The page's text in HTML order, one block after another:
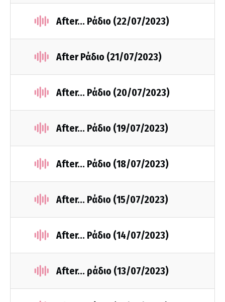
After... Ράδιο (22/07/2023)
After Ράδιο (21/07/2023)
After... Ράδιο (20/07/2023)
After... Ράδιο (19/07/2023)
After... Ράδιο (18/07/2023)
After... Ράδιο (15/07/2023)
After... Ράδιο (14/07/2023)
After... ράδιο (13/07/2023)